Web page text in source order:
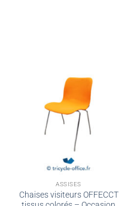
ASSISES
Chaises visiteurs OFFECCT